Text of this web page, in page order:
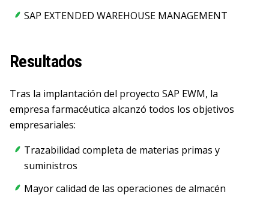
SAP EXTENDED WAREHOUSE MANAGEMENT
Resultados
Tras la implantación del proyecto SAP EWM, la
empresa farmacéutica alcanzó todos los objetivos
empresariales:
Trazabilidad completa de materias primas y
suministros
Mayor calidad de las operaciones de almacén